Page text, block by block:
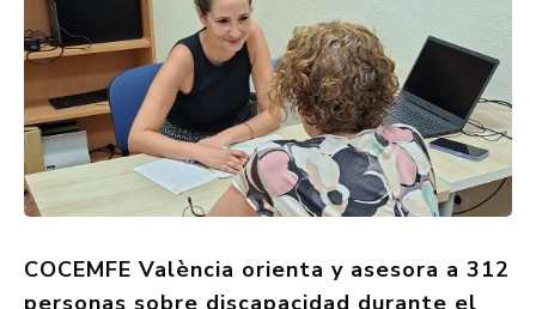
COCEMFE València orienta y asesora a 312